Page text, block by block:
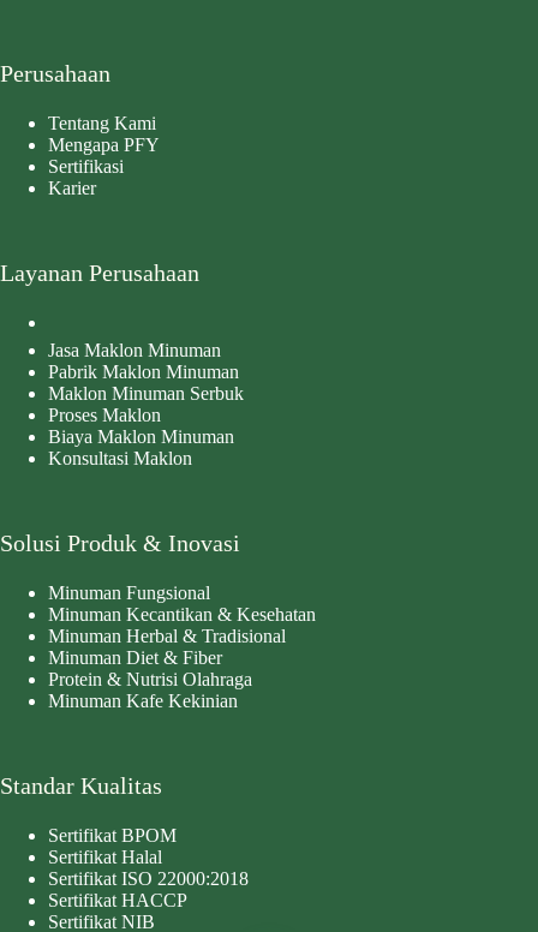
Perusahaan
Tentang Kami
Mengapa PFY
Sertifikasi
Karier
Layanan Perusahaan
Jasa Maklon Minuman
Pabrik Maklon Minuman
Maklon Minuman Serbuk
Proses Maklon
Biaya Maklon Minuman
Konsultasi Maklon
Solusi Produk & Inovasi
Minuman Fungsional
Minuman Kecantikan & Kesehatan
Minuman Herbal & Tradisional
Minuman Diet & Fiber
Protein & Nutrisi Olahraga
Minuman Kafe Kekinian
Standar Kualitas
Sertifikat BPOM
Sertifikat Halal
Sertifikat ISO 22000:2018
Sertifikat HACCP
Sertifikat NIB